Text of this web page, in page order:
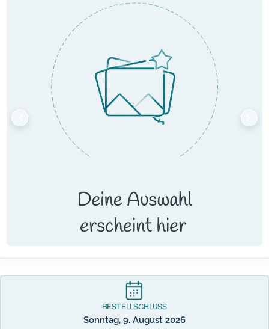
BESTELLSCHLUSS
Sonntag, 9. August 2026